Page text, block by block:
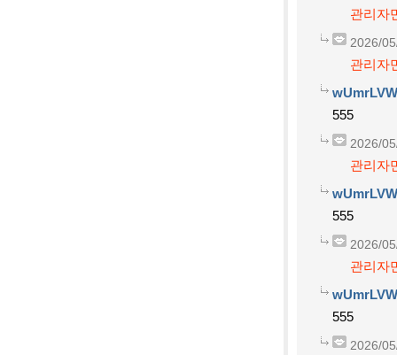
관리자
2026/
관리자
555
2026/
관리자
555
2026/
관리자
555
2026/